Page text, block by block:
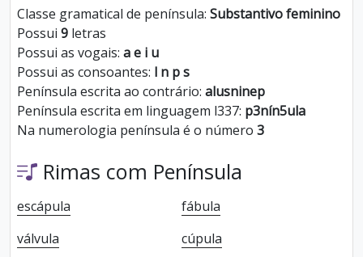
Classe gramatical de península: Substantivo feminino
Possui 9 letras
Possui as vogais: a e i u
Possui as consoantes: l n p s
Península escrita ao contrário: alusninep
Península escrita em linguagem l337: p3nín5ula
Na numerologia península é o número 3
Rimas com Península
escápula
fábula
válvula
cúpula